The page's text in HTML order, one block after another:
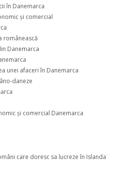
în Danemarca
şi comercial
românească
Danemarca
unei afaceri în Danemarca
daneze
şi comercial Danemarca
care doresc sa lucreze în Islanda